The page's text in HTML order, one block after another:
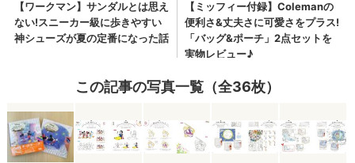
この記事の写真一覧（全36枚）